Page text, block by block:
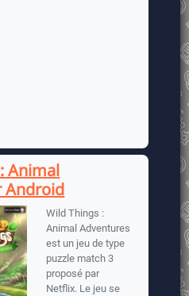
Animal
Android
Wild Things :
Animal Adventures
est un jeu de type
puzzle match 3
proposé par
Netflix. Le jeu se